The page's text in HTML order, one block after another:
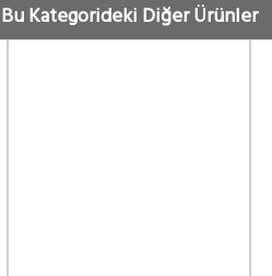
Bu Kategorideki Diğer Ürünler